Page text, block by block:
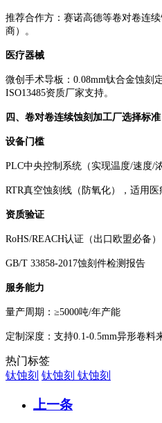
推荐合作方：赛诺高德等卷对卷连
商）。
医疗器械
微创手术导板： 0.08mm钛合金蚀刻
ISO13485资质厂家支持。
四、卷对卷连续蚀刻加工厂选择标准
设备门槛
PLC中央控制系统（实现温度/速度/
RTR真空蚀刻线（防氧化），适用
资质验证
RoHS/REACH认证（出口欧盟必备）
GB/T 33858-2017蚀刻件检测报告
服务能力
量产周期： ≥5000吨/年产能
定制深度：支持0.1-0.5mm异形卷料
热门标签
钛蚀刻 钛蚀刻 钛蚀刻
上一条